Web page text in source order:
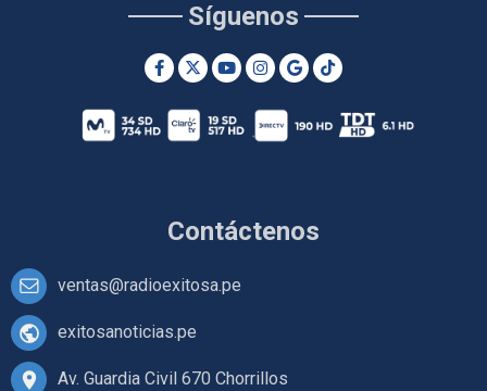
Contáctenos
ventas@radioexitosa.pe
exitosanoticias.pe
Av. Guardia Civil 670 Chorrillos
Síguenos